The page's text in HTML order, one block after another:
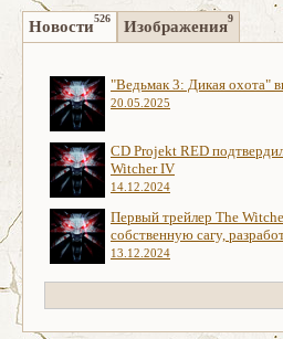
Новости526 Изображения9
"Ведьмак 3: Дикая охота"
20.05.2025
CD Projekt RED
Witcher IV
14.12.2024
Первый трейлер The
собственную сагу,
13.12.2024